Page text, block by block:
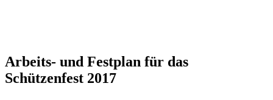
Arbeits- und Festplan für das
Schützenfest 2017